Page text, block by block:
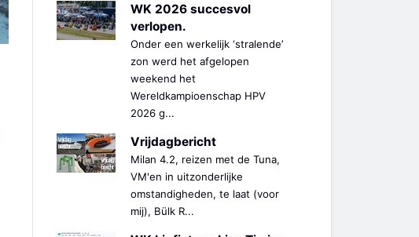
WK 2026 succesvol
verlopen.
Onder een werkelijk ‘stralende’
zon werd het afgelopen
weekend het
Wereldkampioenschap HPV
2026 g...
Vrijdagbericht
Milan 4.2, reizen met de Tuna,
VM'en in uitzonderlijke
omstandigheden, te laat (voor
mij), Bülk R...